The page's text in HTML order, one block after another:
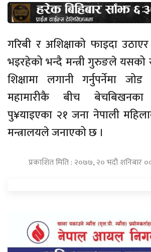
गरिबी र अशिक्षाको फाइदा
भइरहेको भन्दै मन्त्री गुरुङले यसको
शिक्षामा लगानी गर्नुपर्नेमा
महामारीकै बीच
पु¥याइएका २१ जना नेपाली
मन्त्रालयले जनाएको छ ।
प्रकाशित मिति : २०७७, २० भदौ